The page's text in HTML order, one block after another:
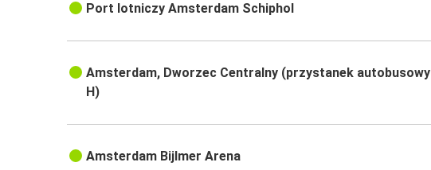
Port lotniczy Amsterdam Schiphol
Amsterdam, Dworzec Centralny (przystanek autobusowy
H)
Amsterdam Bijlmer Arena